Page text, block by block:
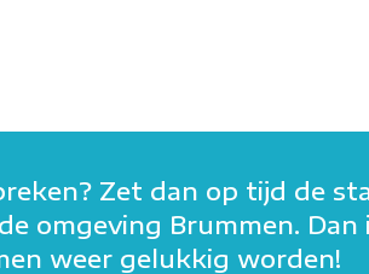
Zet dan op tijd de
omgeving Brummen. Dan
weer gelukkig worden!